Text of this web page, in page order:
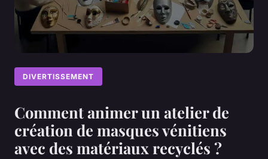
DIVERTISSEMENT
Comment animer un atelier de
création de masques vénitiens
avec des matériaux recyclés ?